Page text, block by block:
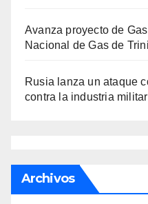
Avanza proyecto de
Nacional de Gas de
Rusia lanza un ataque
contra la industria
Archivos